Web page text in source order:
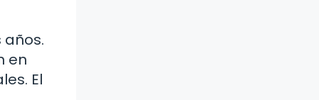
años.
en
El